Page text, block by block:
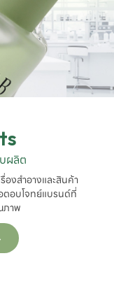
ผลิต
งสำอางและสินค้า
ตอบโจทย์แบรนด์ที่
าพ